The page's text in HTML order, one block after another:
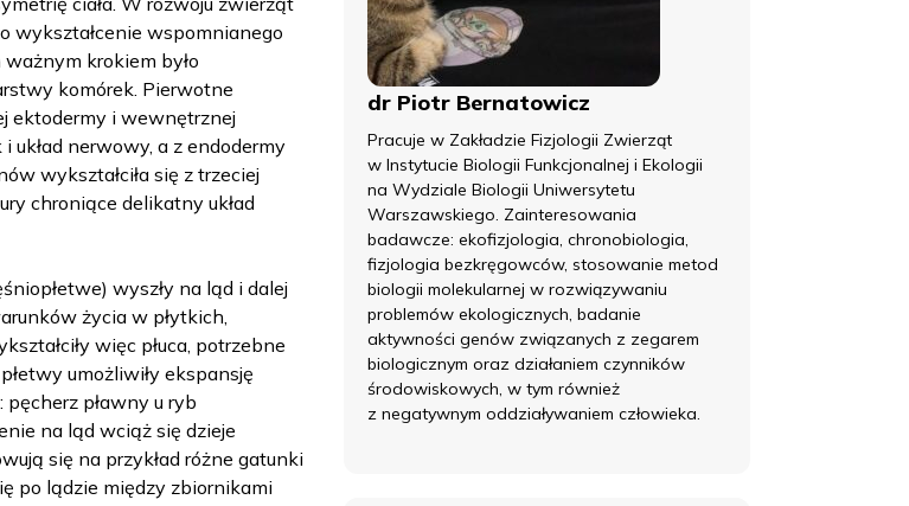
wykształcenie wspomnianego
krokiem było
komórek. Pierwotne
ektodermy i wewnętrznej
układ nerwowy, a z endodermy
wykształciła się z trzeciej
chroniące delikatny układ
wyszły na ląd i dalej
życia w płytkich,
więc płuca, potrzebne
umożliwiły ekspansję
pławny u ryb
na ląd wciąż się dzieje
się na przykład różne gatunki
po lądzie między zbiornikami
dr Piotr Bernatowicz
Pracuje w Zakładzie Fizjologii Zwierząt
w Instytucie Biologii Funkcjonalnej i Ekologii
na Wydziale Biologii Uniwersytetu
Warszawskiego. Zainteresowania
badawcze: ekofizjologia, chronobiologia,
fizjologia bezkręgowców, stosowanie metod
biologii molekularnej w rozwiązywaniu
problemów ekologicznych, badanie
aktywności genów związanych z zegarem
biologicznym oraz działaniem czynników
środowiskowych, w tym również
z negatywnym oddziaływaniem człowieka.